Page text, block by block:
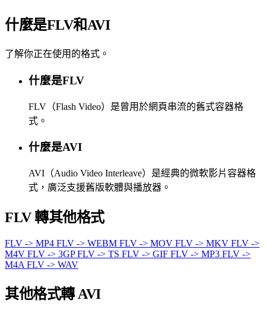
什麼是FLV和AVI
了解你正在使用的格式。
什麼是FLV
FLV（Flash Video）是曾用於網頁串流的舊式容器格
式。
什麼是AVI
AVI（Audio Video Interleave）是經典的微軟影片容器格
式，廣泛支援舊版軟體與播放器。
FLV 轉其他格式
FLV -> MP4 FLV -> WEBM FLV -> MOV FLV -> MKV FLV ->
M4V FLV -> 3GPFLV -> TS FLV -> GIF FLV -> MP3 FLV ->
M4A FLV -> WAV
其他格式轉 AVI